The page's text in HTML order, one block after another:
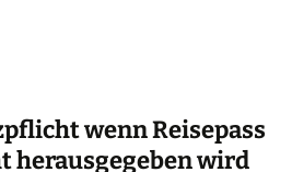
wenn Reisepass
herausgegeben wird